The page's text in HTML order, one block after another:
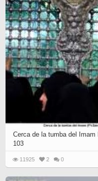
Cerca de la tumba del
103
11925 2 0